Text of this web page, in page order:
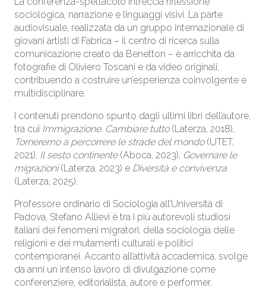
sociologica, narrazione e linguaggi visivi. La parte
audiovisuale, realizzata da un gruppo internazionale di
giovani artisti di Fabrica – il centro di ricerca sulla
comunicazione creato da Benetton – è arricchita da
fotografie di Oliviero Toscani e da video originali,
contribuendo a costruire un’esperienza coinvolgente e
multidisciplinare.
I contenuti prendono spunto dagli ultimi libri dell’autore,
tra cui Immigrazione. Cambiare tutto(Laterza, 2018),
Torneremo a percorrere le strade del mondo(UTET,
2021), Il sesto continente(Aboca, 2023), Governare le
migrazioni(Laterza, 2023) e Diversità e convivenza
(Laterza, 2025).
Professore ordinario di Sociologia all’Università di
Padova, Stefano Allievi è tra i più autorevoli studiosi
italiani dei fenomeni migratori, della sociologia delle
religioni e dei mutamenti culturali e politici
contemporanei. Accanto all’attività accademica, svolge
da anni un intenso lavoro di divulgazione come
conferenziere, editorialista, autore e performer.